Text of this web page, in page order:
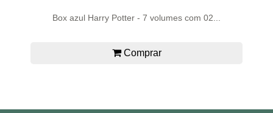
Box azul Harry Potter - 7 volumes com 02...
Comprar